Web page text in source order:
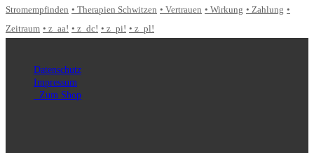
Stromempfinden
Therapien Schwitzen Vertrauen Wirkung
Zahlung
Zeitraum
z_aa! z_dc! z_pi! z_pl!
Datenschutz
Impressum
Zum Shop